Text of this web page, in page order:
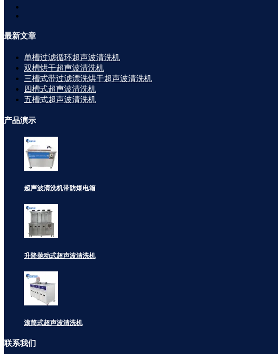
最新文章
单槽过滤循环超声波清洗机
双槽烘干超声波清洗机
三槽式带过滤漂洗烘干超声波清洗机
四槽式超声波清洗机
五槽式超声波清洗机
产品演示
超声波清洗机带防爆电箱
升降抛动式超声波清洗机
滚筒式超声波清洗机
联系我们